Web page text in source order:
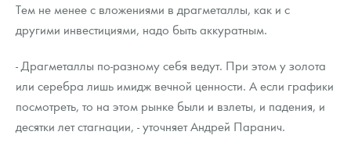
Тем не менее с вложениями в драгметаллы, как и с
другими инвестициями, надо быть аккуратным.
- Драгметаллы по-разному себя ведут. При этом у золота
или серебра лишь имидж вечной ценности. А если графики
посмотреть, то на этом рынке были и взлеты, и падения, и
десятки лет стагнации, - уточняет Андрей Паранич.